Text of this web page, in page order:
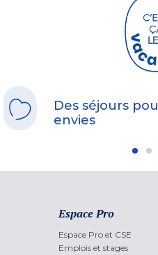
Des séjours
envies
Espace Pro
Espace Pro et CSE
Emplois et stages